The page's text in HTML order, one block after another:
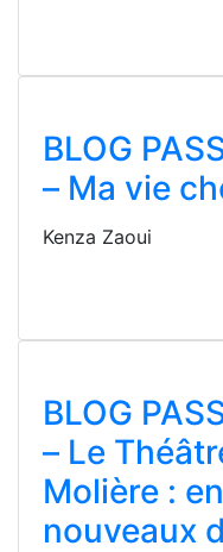
BLOG
– Ma vie
Kenza Zaoui
BLOG
– Le
Molière :
nouveaux